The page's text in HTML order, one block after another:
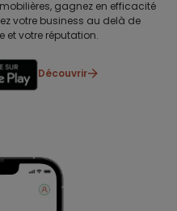
gagnez en efficacité
votre business au delà de
et votre réputation.
Découvrir